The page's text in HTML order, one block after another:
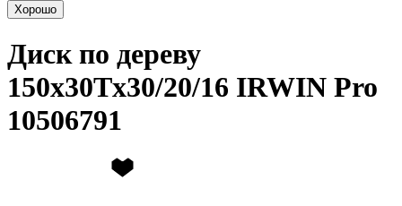
Хорошо
Диск по дереву
150х30Tх30/20/16 IRWIN Pro
10506791